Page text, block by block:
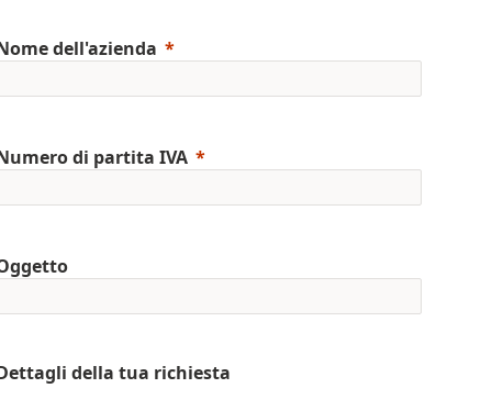
dell'azienda
di partita IVA
della tua richiesta